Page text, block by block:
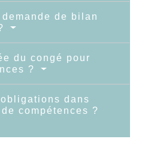
de bilan
du congé pour
?
dans
compétences ?